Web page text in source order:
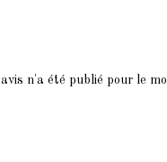
n'a été publié pour le